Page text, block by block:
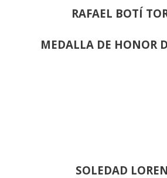
RAFAEL BOTÍ
MEDALLA DE HONOR
SOLEDAD